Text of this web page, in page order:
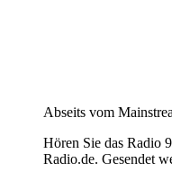
Abseits vom
Hören Sie das Radio
Radio.de. Gesendet